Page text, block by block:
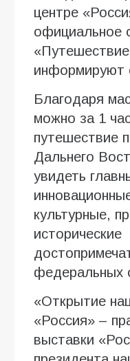
центре
официальное
информируют
Благодаря
можно за 1
путешествие
Дальнего
увидеть
культурные,
исторические
федеральных
«Открытие
«Россия» –
выставки